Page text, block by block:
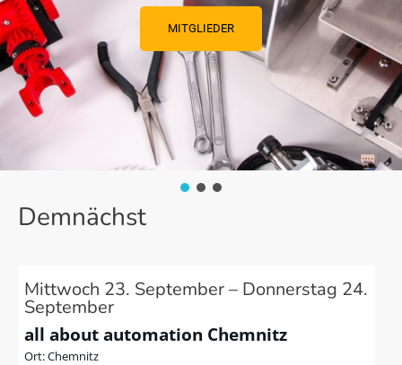
MITGLIEDER
Demnächst
Mittwoch 23. September– Donnerstag 24.
September
all about automation Chemnitz
Chemnitz